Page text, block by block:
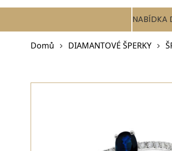
NABÍDKA
Domů DIAMANTOVÉ ŠPERKY